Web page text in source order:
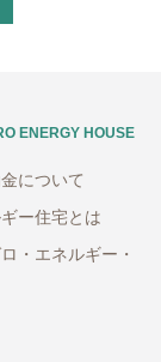
ENERGY HOUSE
について
ー住宅とは
・エネルギー・